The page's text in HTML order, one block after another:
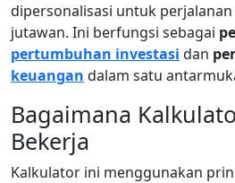
dipersonalisasi untuk
jutawan. Ini berfungsi sebagai
pertumbuhan investasi dan
keuangan dalam satu
Bagaimana
Bekerja
Kalkulator ini menggunakan